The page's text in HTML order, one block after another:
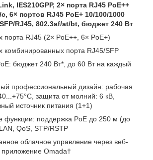
IES210GPP, 2× порта RJ45 PoE++
6× портов RJ45 PoE+ 10/100/1000
RJ45, 802.3af/at/bt, бюджет 240 Вт
порта RJ45 (2× PoE++, 6× PoE+)
комбинированных порта RJ45/SFP
бюджет 240 Вт*, до 60 Вт на каждый
профессиональный дизайн: рабочая
защита от молний: 6 кВ,
источник питания (1+1)
функции: поддержка PoE до 250 м (до
QoS, STP/RSTP
облачное управление через веб-
Omada†